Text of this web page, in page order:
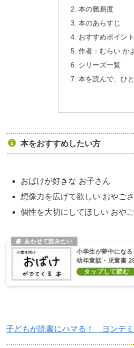
本の難易度
本のあらすじ
おすすめポイント
作者：むらい か
シリーズ一覧
本を読んで、ひ
本をおすすめしたい方
おばけが好きな お子さん
想像力を広げて欲しい おやご
個性を大切にしてほしい おや
小学生が夢中にな
幼年童話・児童書
子どもが読書にハマる！ ヨンデ